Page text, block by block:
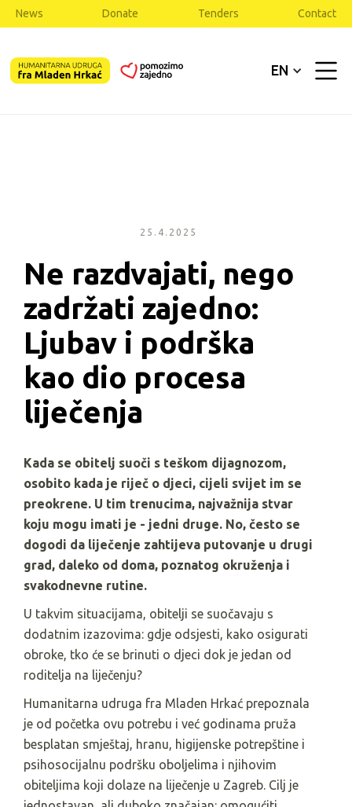
News Donate Tenders Contact
EN
25.4.2025
Ne razdvajati, nego
zadržati zajedno:
Ljubav i podrška
kao dio procesa
liječenja
Kada se obitelj suoči s teškom dijagnozom,
osobito kada je riječ o djeci, cijeli svijet im se
preokrene. U tim trenucima, najvažnija stvar
koju mogu imati je - jedni druge. No, često se
dogodi da liječenje zahtijeva putovanje u drugi
grad, daleko od doma, poznatog okruženja i
svakodnevne rutine.
U takvim situacijama, obitelji se suočavaju s
dodatnim izazovima: gdje odsjesti, kako osigurati
obroke, tko će se brinuti o djeci dok je jedan od
roditelja na liječenju?
Humanitarna udruga fra Mladen Hrkać prepoznala
je od početka ovu potrebu i već godinama pruža
besplatan smještaj, hranu, higijenske potrepštine i
psihosocijalnu podršku oboljelima i njihovim
obiteljima koji dolaze na liječenje u Zagreb. Cilj je